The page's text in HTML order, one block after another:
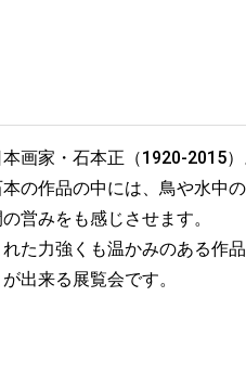
画家・石本正（1920-2015
の作品の中には、鳥や水
営みをも感じさせます。
た力強くも温かみのある
出来る展覧会です。